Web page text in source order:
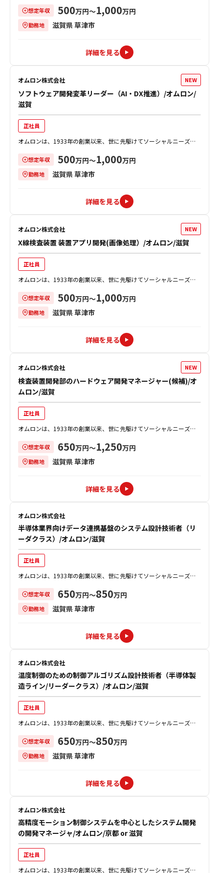
献してきました。 自動X線検査装...
想定年収 500万円〜1,000万円
勤務地 滋賀県 草津市
詳細を見る
オムロン株式会社 NEW
正社員
ソフトウェア開発変革リーダー（AI・DX推進）/オムロン/
滋賀
オムロンは、1933年の創業以来、世に先駆けてソーシャルニーズを
献してきました。 自動X線検査装...
想定年収 500万円〜1,000万円
勤務地 滋賀県 草津市
詳細を見る
オムロン株式会社 NEW
正社員
X線検査装置 装置アプリ開発(画像処理）/オムロン/滋賀
オムロンは、1933年の創業以来、世に先駆けてソーシャルニーズを
献してきました。 自動X線検査装...
想定年収 500万円〜1,000万円
勤務地 滋賀県 草津市
詳細を見る
オムロン株式会社 NEW
正社員
検査装置開発部のハードウェア開発マネージャー(候補)/オ
ムロン/滋賀
オムロンは、1933年の創業以来、世に先駆けてソーシャルニーズを
献してきました。 同社は半導体・...
想定年収 650万円〜1,250万円
勤務地 滋賀県 草津市
詳細を見る
オムロン株式会社
正社員
半導体業界向けデータ連携基盤のシステム設計技術者（リ
ーダクラス）/オムロン/滋賀
オムロンは、1933年の創業以来、世に先駆けてソーシャルニーズを
献してきました。 同社のインダス...
想定年収 650万円〜850万円
勤務地 滋賀県 草津市
詳細を見る
オムロン株式会社
正社員
温度制御のための制御アルゴリズム設計技術者（半導体製
造ライン/リーダークラス）/オムロン/滋賀
オムロンは、1933年の創業以来、世に先駆けてソーシャルニーズを
献してきました。 同社のインダス...
想定年収 650万円〜850万円
勤務地 滋賀県 草津市
詳細を見る
オムロン株式会社
正社員
高精度モーション制御システムを中心としたシステム開発
の開発マネージャ/オムロン/京都 or 滋賀
オムロンは、1933年の創業以来、世に先駆けてソーシャルニーズを